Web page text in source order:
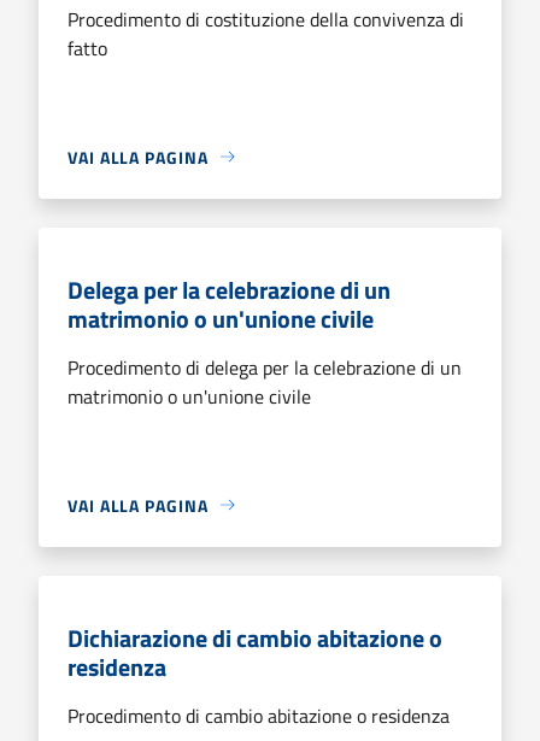
Procedimento di costituzione della convivenza di
fatto
VAI ALLA PAGINA
Delega per la celebrazione di un
matrimonio o un'unione civile
Procedimento di delega per la celebrazione di un
matrimonio o un'unione civile
VAI ALLA PAGINA
Dichiarazione di cambio abitazione o
residenza
Procedimento di cambio abitazione o residenza